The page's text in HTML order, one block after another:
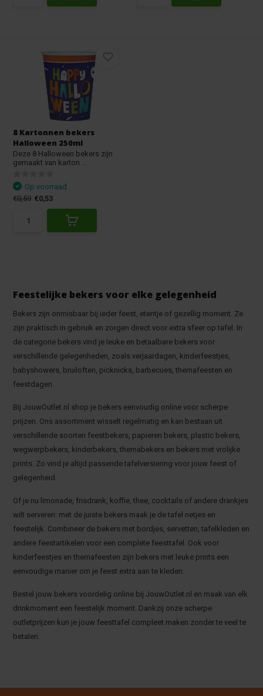
8 Kartonnen bekers
Halloween 250ml
Deze 8 Halloween bekers zijn
gemaakt van karton ...
Op voorraad
€0,59 €0,53
Feestelijke bekers voor elke gelegenheid
Bekers zijn onmisbaar bij ieder feest, etentje of gezellig moment. Ze
zijn praktisch in gebruik en zorgen direct voor extra sfeer op tafel. In
de categorie bekers vind je leuke en betaalbare bekers voor
verschillende gelegenheden, zoals verjaardagen, kinderfeestjes,
babyshowers, bruiloften, picknicks, barbecues, themafeesten en
feestdagen.
Bij JouwOutlet.nl shop je bekers eenvoudig online voor scherpe
prijzen. Ons assortiment wisselt regelmatig en kan bestaan uit
verschillende soorten feestbekers, papieren bekers, plastic bekers,
wegwerpbekers, kinderbekers, themabekers en bekers met vrolijke
prints. Zo vind je altijd passende tafelversiering voor jouw feest of
gelegenheid.
Of je nu limonade, frisdrank, koffie, thee, cocktails of andere drankjes
wilt serveren: met de juiste bekers maak je de tafel netjes en
feestelijk. Combineer de bekers met bordjes, servetten, tafelkleden en
andere feestartikelen voor een complete feesttafel. Ook voor
kinderfeestjes en themafeesten zijn bekers met leuke prints een
eenvoudige manier om je feest extra aan te kleden.
Bestel jouw bekers voordelig online bij JouwOutlet.nl en maak van elk
drinkmoment een feestelijk moment. Dankzij onze scherpe
outletprijzen kun je jouw feesttafel compleet maken zonder te veel te
betalen.